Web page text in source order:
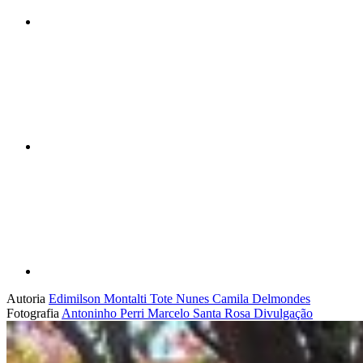
Autoria Edimilson Montalti Tote Nunes Camila Delmondes
Fotografia Antoninho Perri Marcelo Santa Rosa Divulgação